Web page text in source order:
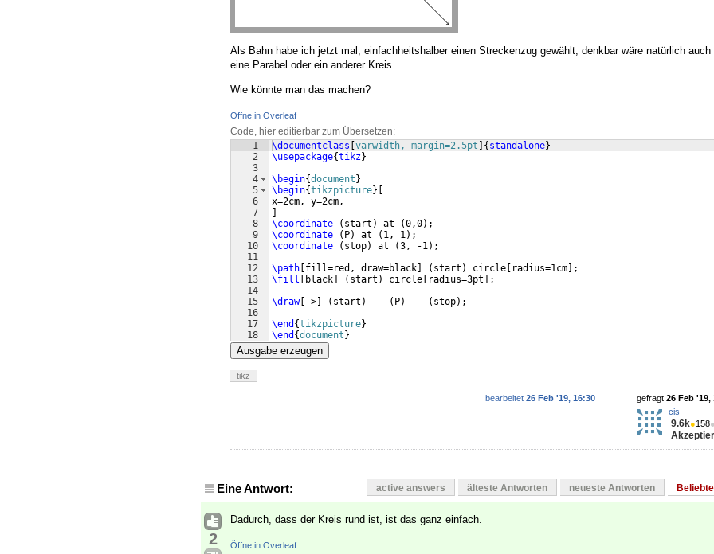
Als Bahn habe ich jetzt mal, einfachheitshalber einen Streckenzug gewählt; denkbar wäre natürlich
eine Parabel oder ein anderer Kreis.
Wie könnte man das machen?
Öffne in Overleaf
Code, hier editierbar zum Übersetzen:
1
2
3
4
5
6
7
8
9
10
11
12
13
14
15
16
17
18
\documentclass varwidth, margin=2.5pt { standalone}
\usepackage{tikz}
\begin{document }
\begin{tikzpicture}
x=2cm, y=2cm,
\coordinate
( start ) at (0,0) ;
\coordinate
( P) at ( 1, 1) ;
\coordinate
( stop) at (3, -1) ;
\path fill=red, draw=black ( start ) circle radius=1cm
;
\fill
black ( start ) circle radius=3pt
;
\draw[ -> ( start ) -- ( P) -- ( stop) ;
\end {tikzpicture}
\end {document }
Ausgabe erzeugen
tikz
gefragt 26 Feb '19,
cis
9.6k●158
bearbeitet 26 Feb '19, 16:30
Eine Antwort: active answers älteste Antworten neueste Antworten
2
Dadurch, dass der Kreis rund ist, ist das ganz einfach.
Öffne in Overleaf